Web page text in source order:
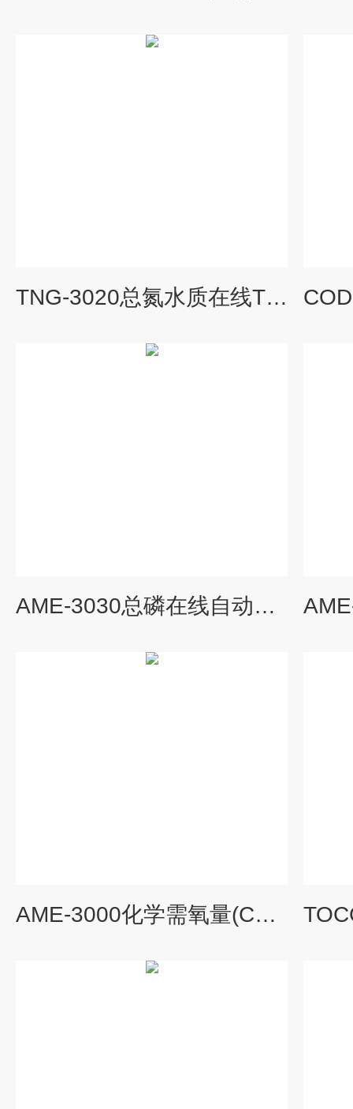
TNG-3020总氮水质在线TN自动分析仪厂家 总氮测定仪
AME-3030总磷在线自动监测仪
AME-3000化学需氧量(CODcr)在线自动监测仪